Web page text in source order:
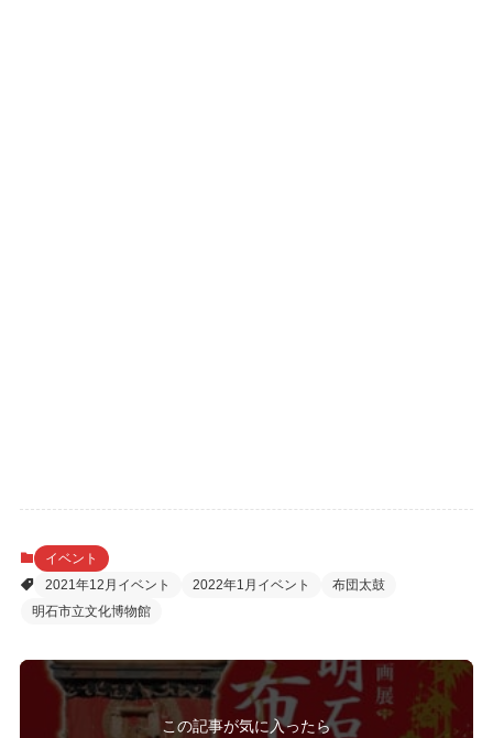
イベント
2021年12月イベント
2022年1月イベント
布団太鼓
明石市立文化博物館
この記事が気に入ったら